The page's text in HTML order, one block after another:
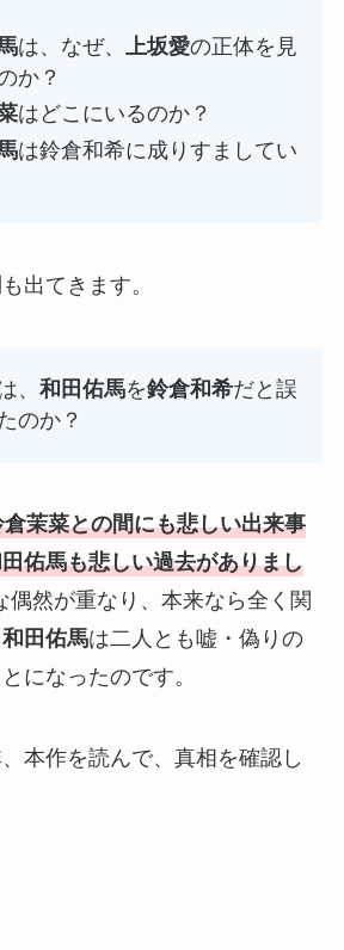
は、なぜ、 上坂愛の正体を見
か？
はどこにいるのか？
は鈴倉和希に成りすましてい
出てきます。
、和田佑馬を鈴倉和希だと誤
のか？
茉菜との間にも悲しい出来事
佑馬も悲しい過去がありまし
然が重なり、本来なら全く関
和田佑馬は二人とも嘘・偽りの
になったのです。
本作を読んで、真相を確認し